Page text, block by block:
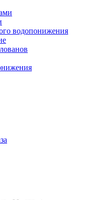
водопонижения